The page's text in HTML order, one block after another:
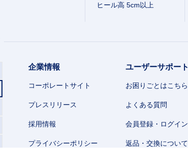
ヒール高 5cm以上
企業情報
コーポレートサイト
プレスリリース
採用情報
プライバシーポリシー
ユーザーサポート
お困りごとはこちら
よくある質問
会員登録・ログイン
返品・交換について